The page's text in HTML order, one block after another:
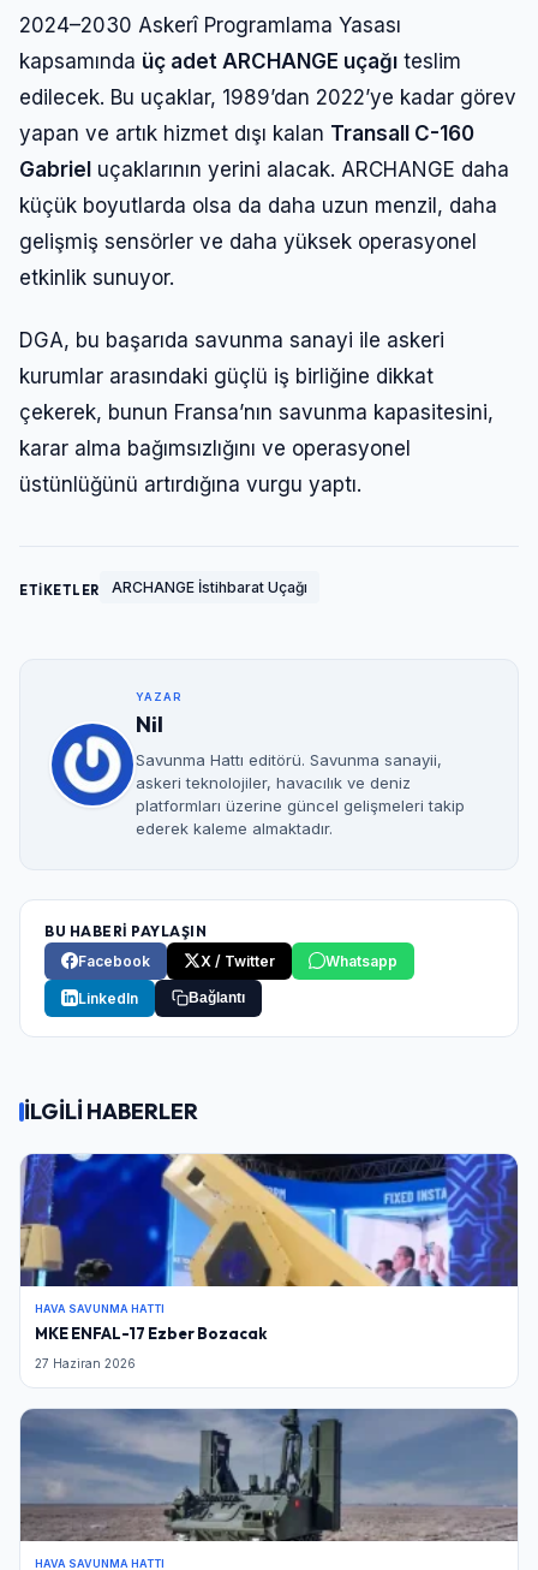
2024–2030 Askerî Programlama Yasası
kapsamında üç adet ARCHANGE uçağı teslim
edilecek. Bu uçaklar, 1989’dan 2022’ye kadar görev
yapan ve artık hizmet dışı kalan Transall C-160
Gabriel uçaklarının yerini alacak. ARCHANGE daha
küçük boyutlarda olsa da daha uzun menzil, daha
gelişmiş sensörler ve daha yüksek operasyonel
etkinlik sunuyor.
DGA, bu başarıda savunma sanayi ile askeri
kurumlar arasındaki güçlü iş birliğine dikkat
çekerek, bunun Fransa’nın savunma kapasitesini,
karar alma bağımsızlığını ve operasyonel
üstünlüğünü artırdığına vurgu yaptı.
ETİKETLER ARCHANGE İstihbarat Uçağı
YAZAR
Nil
Savunma Hattı editörü. Savunma sanayii,
askeri teknolojiler, havacılık ve deniz
platformları üzerine güncel gelişmeleri takip
ederek kaleme almaktadır.
BU HABERİ PAYLAŞIN
Facebook
X / Twitter Whatsapp
LinkedIn Bağlantı
İLGİLİ HABERLER
HAVA SAVUNMA HATTI
MKE ENFAL-17 Ezber Bozacak
27 Haziran 2026
HAVA SAVUNMA HATTI